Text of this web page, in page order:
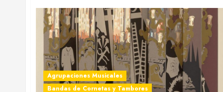
Agrupaciones Musicales
Bandas de Cornetas y Tambores